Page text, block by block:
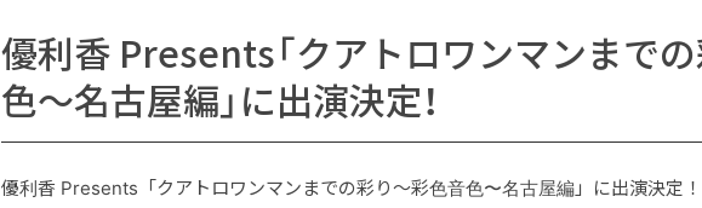
優利香 Presents「クアトロワンマンまで
色〜名古屋編」に出演決定！
優利香 Presents「クアトロワンマンまでの彩り〜彩色音色〜名古屋編」に出演決定！